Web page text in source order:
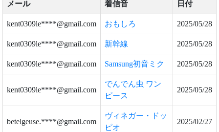
メール 着信音 日付
kent0309le****@gmail.com おもしろ 2025/05/28
kent0309le****@gmail.com 新幹線 2025/05/28
kent0309le****@gmail.com Samsung初音ミク 2025/05/28
kent0309le****@gmail.com
でんでん虫 ワン
ピース
2025/05/28
betelgeuse.****@gmail.com
ヴィネガー・ドッ
ピオ
2025/02/27